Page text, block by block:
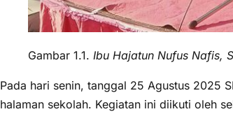
Gambar 1.1. Ibu Hajatun Nufus Nafis,
Pada hari senin, tanggal 25 Agustus 2025
halaman sekolah. Kegiatan ini diikuti oleh